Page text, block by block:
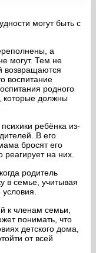
могут быть с
а
могут. Тем не
возвращаются
воспитание
родного
которые должны
ребёнка из-
В его
бросят его
на них.
родитель
в семье, учитывая
к членам семьи,
понимать, что
детского дома,
от всей